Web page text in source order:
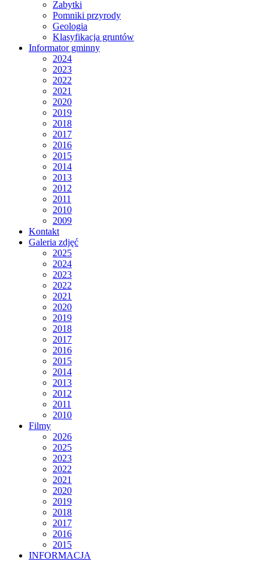
Zabytki
Pomniki przyrody
Geologia
Klasyfikacja gruntów
Informator gminny
2024
2023
2022
2021
2020
2019
2018
2017
2016
2015
2014
2013
2012
2011
2010
2009
Kontakt
Galeria zdjęć
2025
2024
2023
2022
2021
2020
2019
2018
2017
2016
2015
2014
2013
2012
2011
2010
Filmy
2026
2025
2023
2022
2021
2020
2019
2018
2017
2016
2015
INFORMACJA